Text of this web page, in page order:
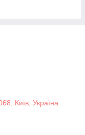
Київ, Україна